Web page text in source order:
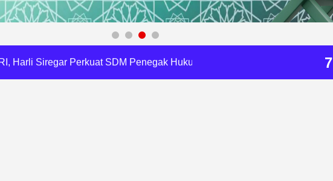
Tirta Patriot Minta Maaf atas Penurunan Kualitas Air
Pemkot Bekasi Targetkan Skor MCSP KPK Naik
Harli Siregar Perkuat SDM Penegak Hukum 7